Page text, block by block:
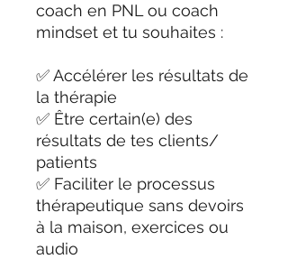
coach en PNL ou coach
mindset et tu souhaites :
✅ Accélérer les résultats de
la thérapie
✅ Être certain(e) des
résultats de tes clients/
patients
✅ Faciliter le processus
thérapeutique sans devoirs
à la maison, exercices ou
audio